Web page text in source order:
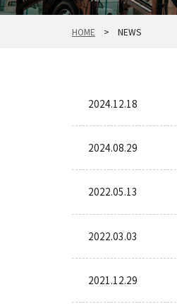
HOME > NEWS
2024.12.18
2024.08.29
2022.05.13
2022.03.03
2021.12.29